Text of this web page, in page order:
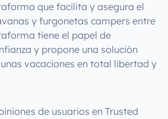
que facilita y asegura el
y furgonetas campers entre
tiene el papel de
y propone una solución
vacaciones en total libertad y
de usuarios en Trusted